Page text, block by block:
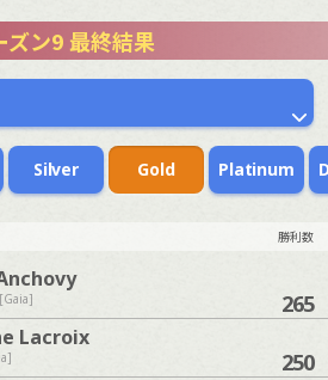
ズン9 最終結果
Silver Gold Platinum
勝利数
265
Lacroix
250